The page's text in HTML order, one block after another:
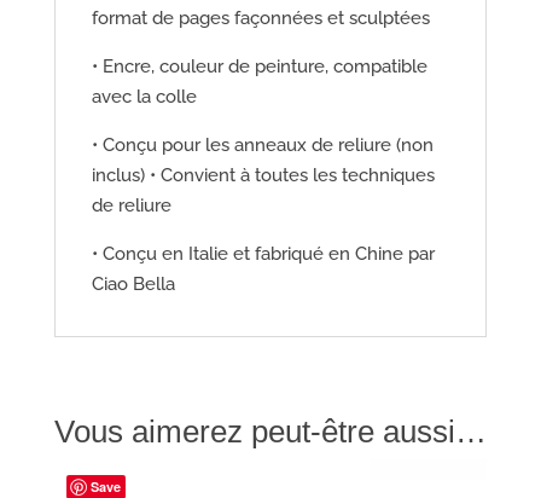
format de pages façonnées et sculptées
• Encre, couleur de peinture, compatible
avec la colle
• Conçu pour les anneaux de reliure (non
inclus) • Convient à toutes les techniques
de reliure
• Conçu en Italie et fabriqué en Chine par
Ciao Bella
Vous aimerez peut-être aussi…
Save